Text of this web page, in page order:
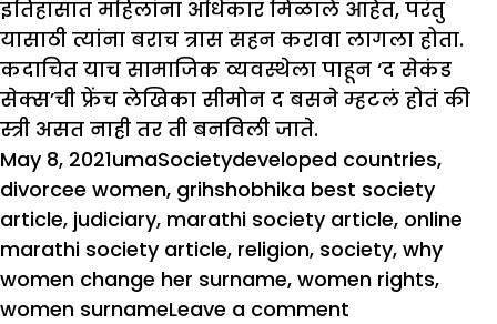
इतिहासात महिलांना अधिकार मिळाले आहेत, परंतु
यासाठी त्यांना बराच त्रास सहन करावा लागला होता.
कदाचित याच सामाजिक व्यवस्थेला पाहून ‘द सेकंड
सेक्स’ची फ्रेंच लेखिका सीमोन द बसने म्हटलं होतं की
स्त्री असत नाही तर ती बनविली जाते.
Posted
on
May 8, 2021Author
umaCategories
SocietyTags
developed countries,
divorcee women, grihshobhika best society
article, judiciary, marathi society article, online
marathi society article, religion, society, why
women change her surname, women rights,
women surnameLeave a comment